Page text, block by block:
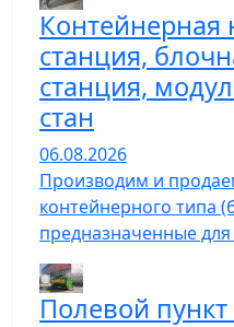
Контейнерная
станция,
станция,
стан
06.08.2026
Производим и
контейнерного типа
предназначенные
Полевой